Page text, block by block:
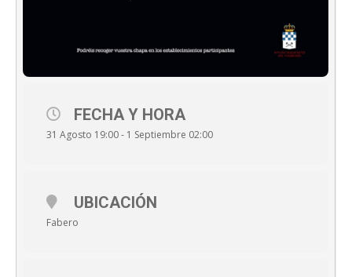
FECHA Y HORA
31 Agosto 19:00 - 1 Septiembre 02:00
UBICACIÓN
Fabero